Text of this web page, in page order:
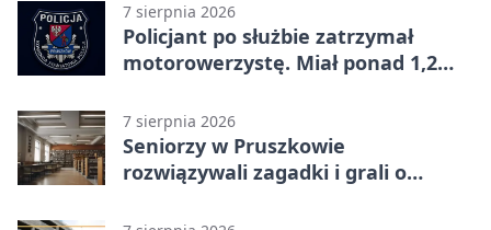
7 sierpnia 2026
Policjant po służbie zatrzymał
motorowerzystę. Miał ponad 1,2
7 sierpnia 2026
Seniorzy w Pruszkowie
rozwiązywali zagadki i grali o